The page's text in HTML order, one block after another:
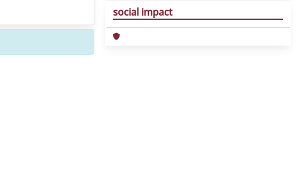
social impact